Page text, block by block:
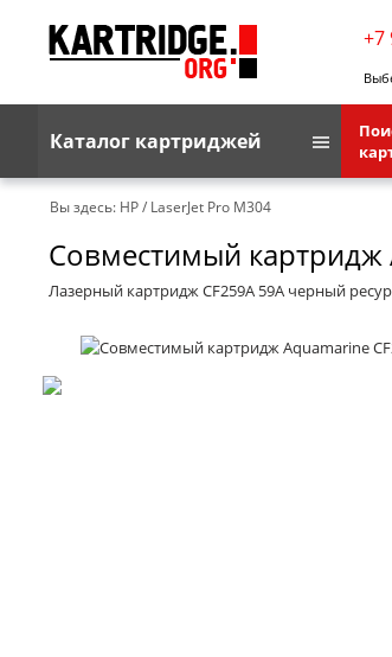
+7
Каталог картриджей
Brother
G&G
Kodak
Lexmark
Вы здесь: HP/ LaserJet Pro M304
Совместимый картридж
Лазерный картридж CF259A 59A черный